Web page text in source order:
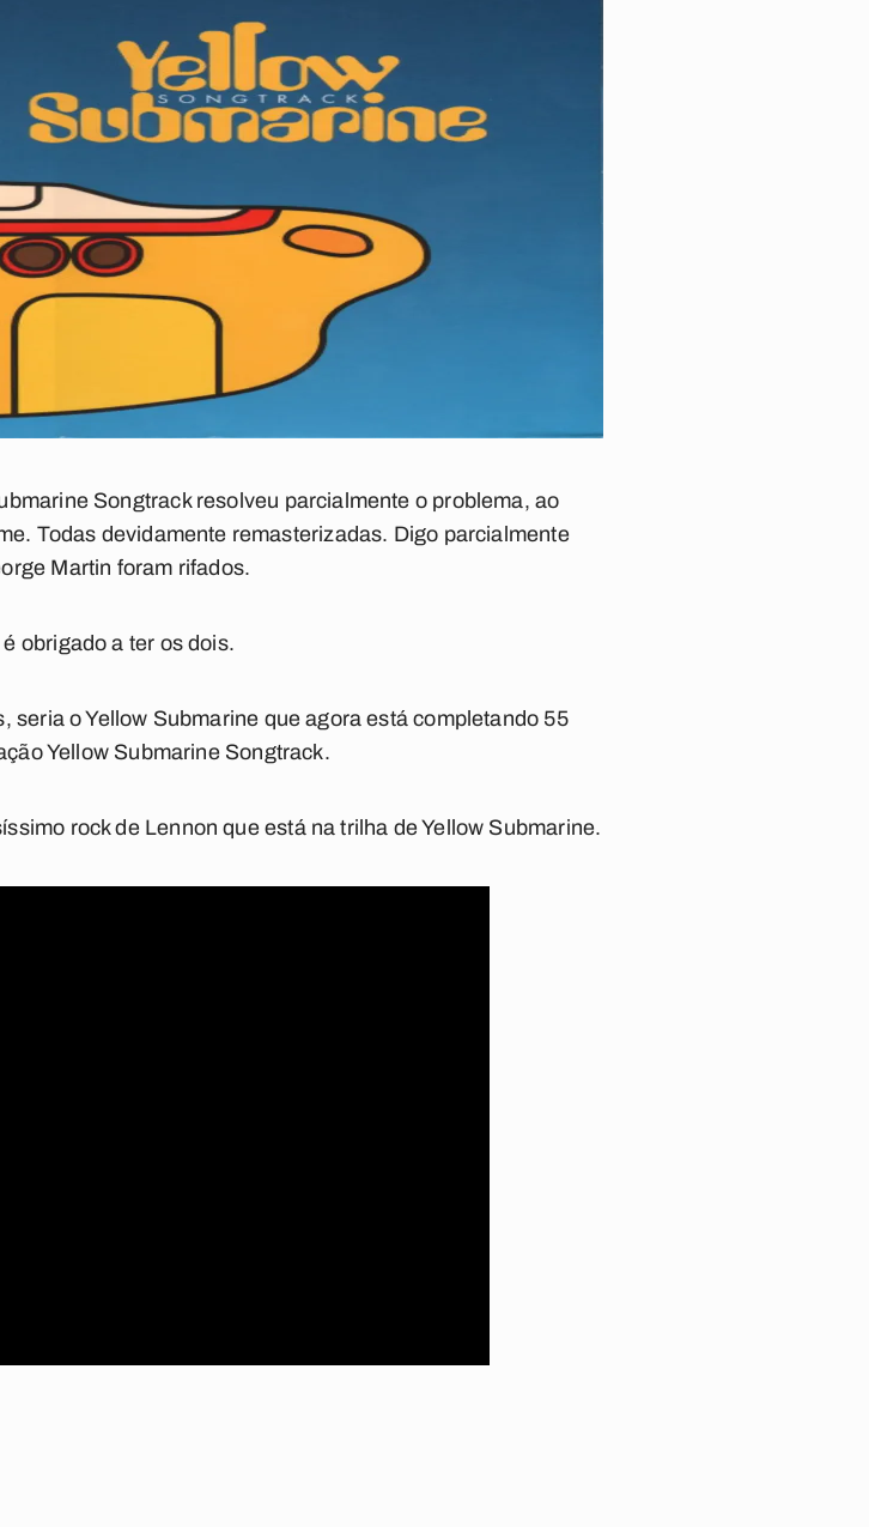
Songtrackresolveu parcialmente o problema, ao
Todas devidamente remasterizadas. Digo parcialmente
Martin foram rifados.
obrigado a ter os dois.
seria oYellow Submarine que agora está completando 55
Yellow Submarine Songtrack.
rock de Lennon que está na trilha deYellow Submarine.